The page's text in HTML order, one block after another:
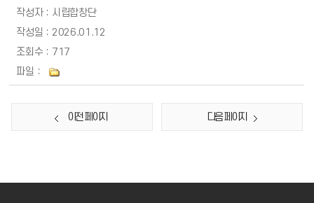
시립합창단
2026.01.12
717
이전 페이지 다음 페이지